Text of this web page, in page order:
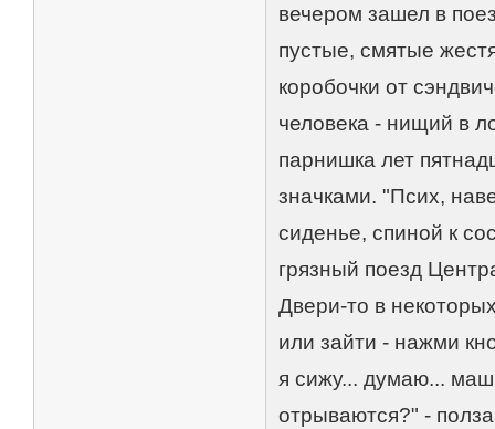
вечером зашел в
пустые, смятые
коробочки от
человека - нищий в
парнишка лет
значками. "Псих,
сиденье, спиной к
грязный поезд
Двери-то в
или зайти - нажми
я сижу... думаю...
отрываются?" -